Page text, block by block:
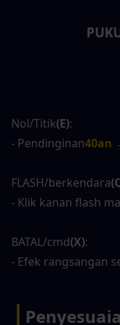
Nol/Titik(E):
- Pendinginan40an
FLASH/berkendara
- Klik kanan flash
BATAL/cmd(X):
- Efek rangsangan
|